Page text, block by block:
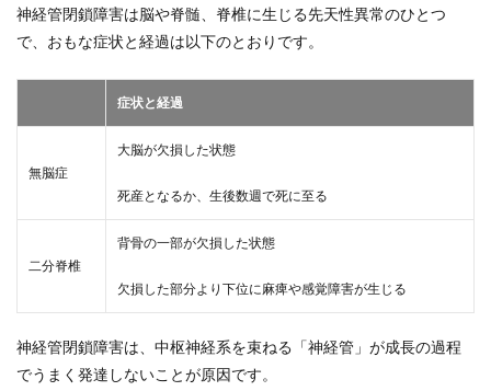
神経管閉鎖障害は脳や脊髄、脊椎に生じる先天性異常のひとつ
で、おもな症状と経過は以下のとおりです。
症状と経過
無脳症
大脳が欠損した状態
死産となるか、生後数週で死に至る
二分脊椎
背骨の一部が欠損した状態
欠損した部分より下位に麻痺や感覚障害が生じる
神経管閉鎖障害は、中枢神経系を束ねる「神経管」が成長の過程
でうまく発達しないことが原因です。